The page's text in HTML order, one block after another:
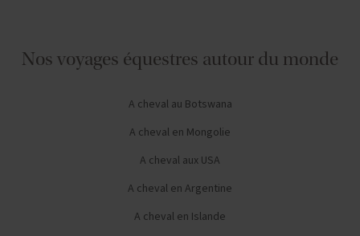
Nos voyages équestres autour du monde
A cheval au Botswana
A cheval en Mongolie
A cheval aux USA
A cheval en Argentine
A cheval en Islande